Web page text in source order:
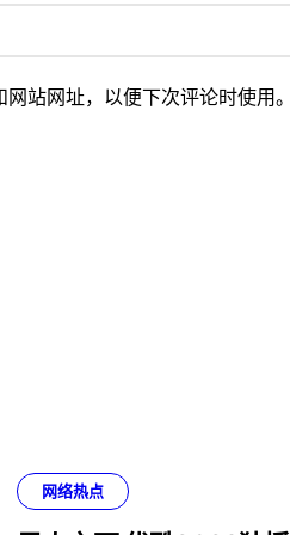
站网址，以便下次评论时使用。
网络热点